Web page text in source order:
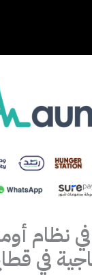
نظام
في